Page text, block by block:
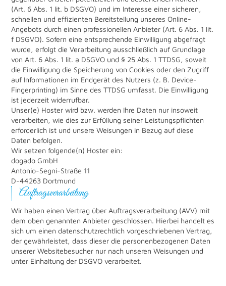
(Art. 6 Abs. 1 lit. b DSGVO) und im Interesse einer sicheren,
schnellen und effizienten Bereitstellung unseres Online-
Angebots durch einen professionellen Anbieter (Art. 6 Abs. 1 lit.
f DSGVO). Sofern eine entsprechende Einwilligung abgefragt
wurde, erfolgt die Verarbeitung ausschließlich auf Grundlage
von Art. 6 Abs. 1 lit. a DSGVO und § 25 Abs. 1 TTDSG, soweit
die Einwilligung die Speicherung von Cookies oder den Zugriff
auf Informationen im Endgerät des Nutzers (z. B. Device-
Fingerprinting) im Sinne des TTDSG umfasst. Die Einwilligung
ist jederzeit widerrufbar.
Unser(e) Hoster wird bzw. werden Ihre Daten nur insoweit
verarbeiten, wie dies zur Erfüllung seiner Leistungspflichten
erforderlich ist und unsere Weisungen in Bezug auf diese
Daten befolgen.
Wir setzen folgende(n) Hoster ein:
dogado GmbH
Antonio-Segni-Straße 11
D-44263 Dortmund
Auftragsverarbeitung
Wir haben einen Vertrag über Auftragsverarbeitung (AVV) mit
dem oben genannten Anbieter geschlossen. Hierbei handelt es
sich um einen datenschutzrechtlich vorgeschriebenen Vertrag,
der gewährleistet, dass dieser die personenbezogenen Daten
unserer Websitebesucher nur nach unseren Weisungen und
unter Einhaltung der DSGVO verarbeitet.